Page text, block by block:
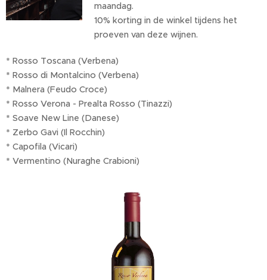
maandag.
10% korting in de winkel tijdens het
proeven van deze wijnen.
* Rosso Toscana (Verbena)
* Rosso di Montalcino (Verbena)
* Malnera (Feudo Croce)
* Rosso Verona - Prealta Rosso (Tinazzi)
* Soave New Line (Danese)
* Zerbo Gavi (Il Rocchin)
* Capofila (Vicari)
* Vermentino (Nuraghe Crabioni)